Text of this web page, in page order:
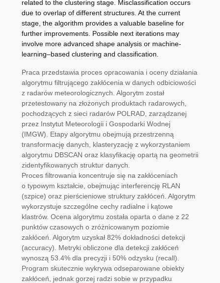
related to the clustering stage. Misclassification occurs
due to overlap of different structures. At the current
stage, the algorithm provides a valuable baseline for
further improvements. Possible next iterations may
involve more advanced shape analysis or machine-
learning–based clustering and classification.
Praca przedstawia proces opracowania i oceny działania
algorytmu filtrującego zakłócenia w danych odbiciowości
z radarów meteorologicznych. Algorytm został
przetestowany na złożonych produktach radarowych,
pochodzących z sieci radarów POLRAD, zarządzanej
przez Instytut Meteorologii i Gospodarki Wodnej
(IMGW). Etapy algorytmu obejmują przestrzenną
transformację danych, klasteryzację z wykorzystaniem
algorytmu DBSCAN oraz klasyfikację opartą na geometrii
zidentyfikowanych struktur danych.
Proces filtrowania koncentruje się na zakłóceniach
o typowym kształcie, obejmując interferencję RLAN
(szpice) oraz pierścieniowe struktury zakłóceń. Algorytm
wykorzystuje szczególne cechy radialne i kątowe
klastrów. Ocena algorytmu została oparta o dane z 22
punktów czasowych o zróżnicowanym poziomie
zakłóceń. Algorytm uzyskał 82% dokładności detekcji
(accuracy). Metryki obliczone dla detekcji zakłóceń
wynoszą 53.4% dla precyzji i 50% odzysku (recall).
Program skutecznie wykrywa odseparowane obiekty
zakłóceń, jednak gorzej radzi sobie w przypadku